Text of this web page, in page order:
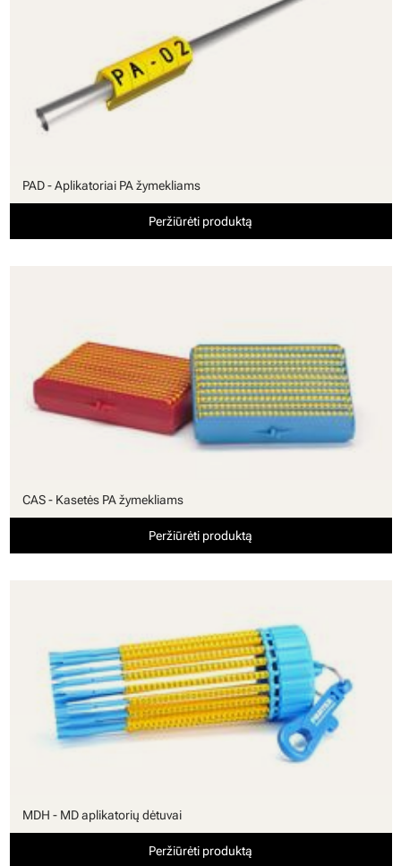
PAD - Aplikatoriai PA žymekliams
Peržiūrėti produktą
CAS - Kasetės PA žymekliams
Peržiūrėti produktą
MDH - MD aplikatorių dėtuvai
Peržiūrėti produktą